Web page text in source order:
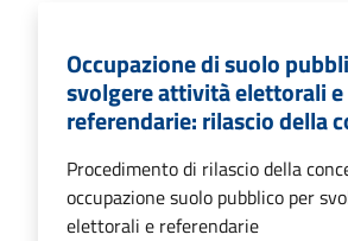
Occupazione di suolo
svolgere attività elettorali e
referendarie: rilascio della
Procedimento di rilascio della
occupazione suolo pubblico per
elettorali e referendarie